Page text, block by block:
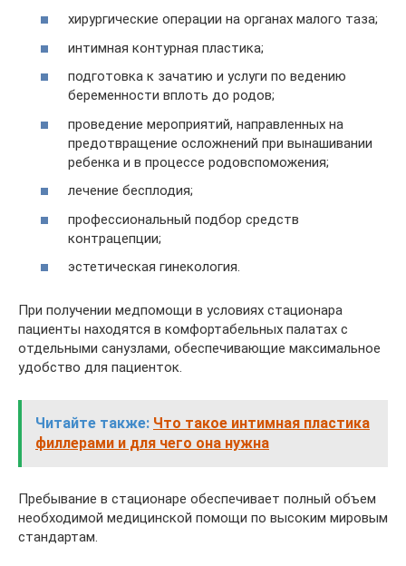
хирургические операции на органах малого таза;
интимная контурная пластика;
подготовка к зачатию и услуги по ведению
беременности вплоть до родов;
проведение мероприятий, направленных на
предотвращение осложнений при вынашивании
ребенка и в процессе родовспоможения;
лечение бесплодия;
профессиональный подбор средств
контрацепции;
эстетическая гинекология.
При получении медпомощи в условиях стационара
пациенты находятся в комфортабельных палатах с
отдельными санузлами, обеспечивающие максимальное
удобство для пациенток.
Читайте также: Что такое интимная пластика
филлерами и для чего она нужна
Пребывание в стационаре обеспечивает полный объем
необходимой медицинской помощи по высоким мировым
стандартам.